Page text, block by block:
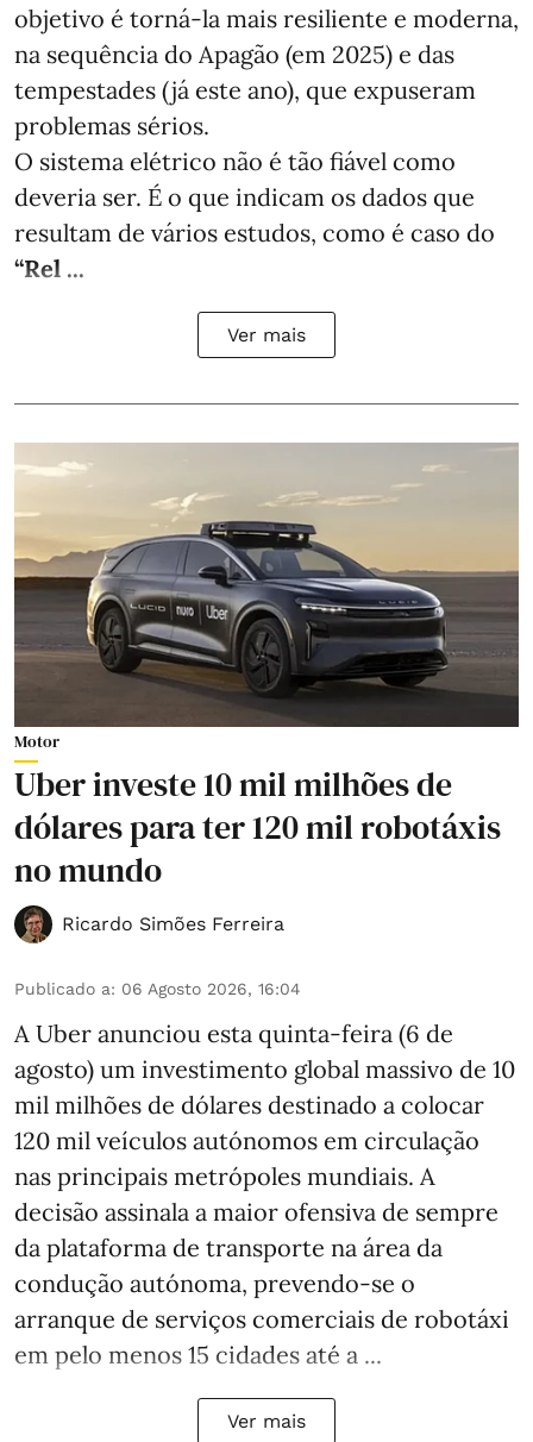
objetivo é torná-la mais resiliente e moderna,
na sequência do Apagão (em 2025) e das
tempestades (já este ano), que expuseram
problemas sérios.
O sistema elétrico não é tão fiável como
deveria ser. É o que indicam os dados que
resultam de vários estudos, como é caso do
“Rel ...
Ver mais
Motor
Uber investe 10 mil milhões de
dólares para ter 120 mil robotáxis
no mundo
Ricardo Simões Ferreira
Publicado a: 06 Agosto 2026, 16:04
A Uber anunciou esta quinta-feira (6 de
agosto) um investimento global massivo de 10
mil milhões de dólares destinado a colocar
120 mil veículos autónomos em circulação
nas principais metrópoles mundiais. A
decisão assinala a maior ofensiva de sempre
da plataforma de transporte na área da
condução autónoma, prevendo-se o
arranque de serviços comerciais de robotáxi
em pelo menos 15 cidades até a ...
Ver mais